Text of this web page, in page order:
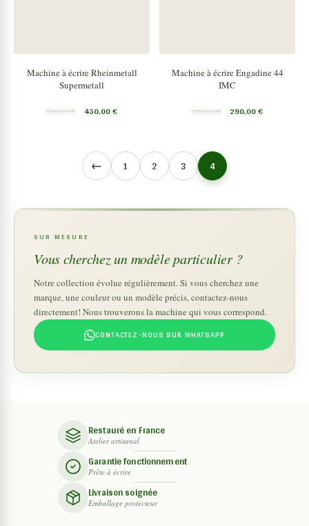
Machine à écrire Rheinmetall
Supermetall
590,00€ 450,00€
Machine à écrire Engadine 44
IMC
390,00€ 290,00€
← 1 2 3 4
SUR MESURE
Vous cherchez un modèle particulier ?
Notre collection évolue régulièrement. Si vous cherchez une
marque, une couleur ou un modèle précis, contactez-nous
directement! Nous trouverons la machine qui vous correspond.
CONTACTEZ-NOUS SUR WHATSAPP
Restauré en France
Atelier artisanal
Garantie fonctionnement
Prête à écrire
Livraison soignée
Emballage protecteur